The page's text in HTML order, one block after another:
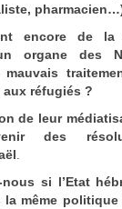
encore de la
organe des
mauvais
réfugiés ?
de leur
des
nous si l’Etat
la même